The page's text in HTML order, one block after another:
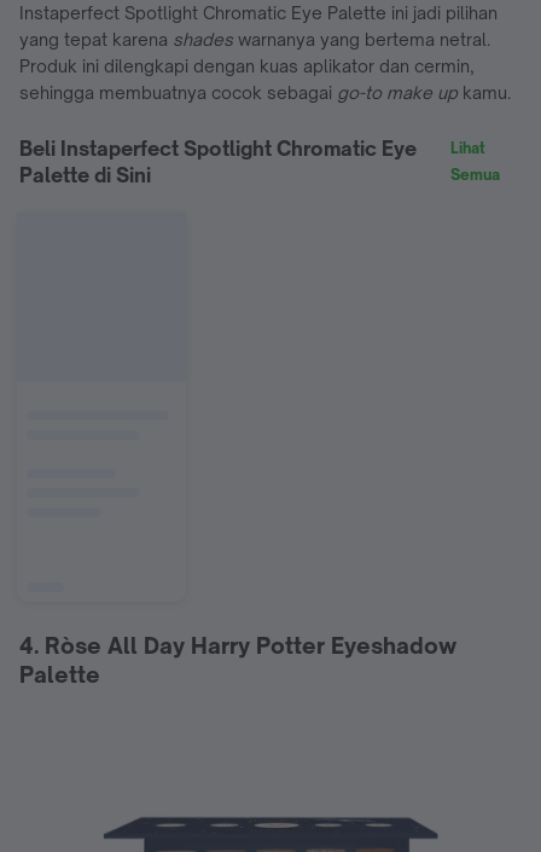
Instaperfect Spotlight Chromatic Eye Palette ini jadi pilihan
yang tepat karena shades warnanya yang bertema netral.
Produk ini dilengkapi dengan kuas aplikator dan cermin,
sehingga membuatnya cocok sebagai go-to make up kamu.
Beli Instaperfect Spotlight Chromatic Eye
Palette di Sini
Lihat
Semua
4. Ròse All Day Harry Potter Eyeshadow
Palette